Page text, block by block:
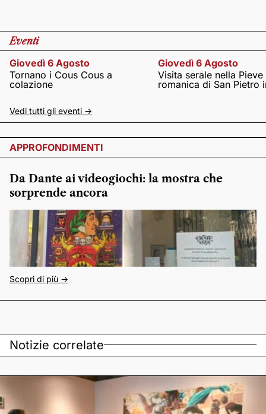
Eventi
Giovedì 6 Agosto
Tornano i Cous Cous a
colazione
Giovedì 6 Agosto
Visita serale nella Pieve
romanica di San Pietro
Vedi tutti gli eventi ->
APPROFONDIMENTI
Da Dante ai videogiochi: la mostra che
sorprende ancora
Scopri di più ->
Notizie correlate